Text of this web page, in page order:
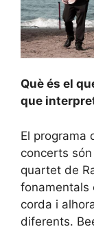
Què és el
que
El programa
concerts
quartet de
fonamentals
corda i
diferents.